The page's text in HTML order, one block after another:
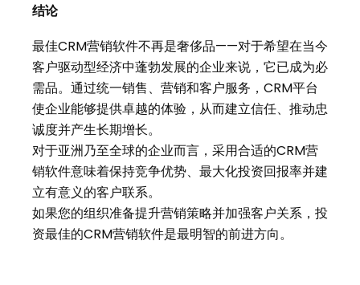
结论
最佳CRM营销软件不再是奢侈品——对于希望在当今
客户驱动型经济中蓬勃发展的企业来说，它已成为必
需品。通过统一销售、营销和客户服务，CRM平台
使企业能够提供卓越的体验，从而建立信任、推动忠
诚度并产生长期增长。
对于亚洲乃至全球的企业而言，采用合适的CRM营
销软件意味着保持竞争优势、最大化投资回报率并建
立有意义的客户联系。
如果您的组织准备提升营销策略并加强客户关系，投
资最佳的CRM营销软件是最明智的前进方向。